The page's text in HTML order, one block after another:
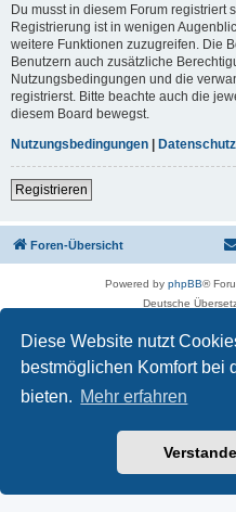
Diese Website nutzt
bestmöglichen Komfort bei
bieten. Mehr erfahren
Du musst in diesem Forum registriert
Registrierung ist in wenigen
weitere Funktionen zuzugreifen. Die
Benutzern auch zusätzliche
Nutzungsbedingungen und die
registrierst. Bitte beachte auch die
diesem Board bewegst.
Nutzungsbedingungen |
Registrieren
Foren-Übersicht
Powered by phpBB®
Deutsche